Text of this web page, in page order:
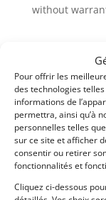
Pour offrir les
des technologies
informations de
permettra, ainsi qu’à
personnelles telles
sur ce site et afficher
consentir ou retirer
fonctionnalités et
Cliquez ci-dessous
without
Demandez
Partager cette